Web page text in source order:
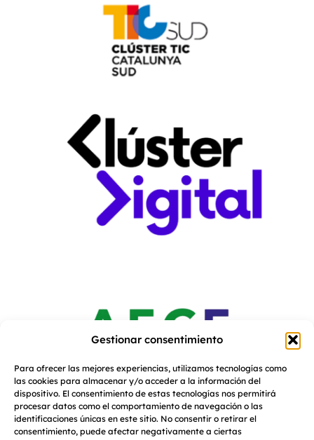
Gestionar consentimiento
Para ofrecer las mejores experiencias, utilizamos tecnologías como
las cookies para almacenar y/o acceder a la información del
dispositivo. El consentimiento de estas tecnologías nos permitirá
procesar datos como el comportamiento de navegación o las
identificaciones únicas en este sitio. No consentir o retirar el
consentimiento, puede afectar negativamente a ciertas